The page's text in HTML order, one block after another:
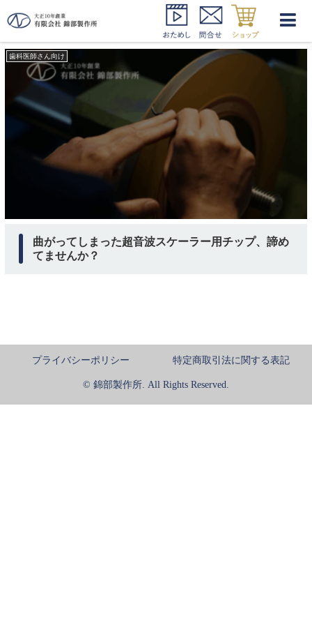
超音波スケーラー用チップ 修正
歯科医師さん向け
曲がってしまった超音波スケーラー用チップ、諦め
てませんか？
プライバシーポリシー 特定商取引法に関する表記
© 錦部製作所. All Rights Reserved.